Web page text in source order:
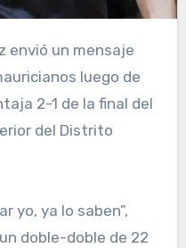
envió un mensaje
luego de
2-1 de la final del
del Distrito
yo, ya lo saben”,
doble-doble de 22